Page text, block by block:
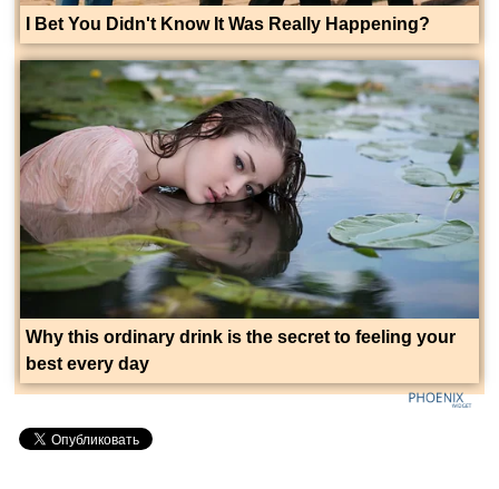
I Bet You Didn't Know It Was Really Happening?
Why this ordinary drink is the secret to feeling your
best every day